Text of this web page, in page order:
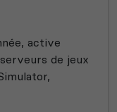
active
de jeux